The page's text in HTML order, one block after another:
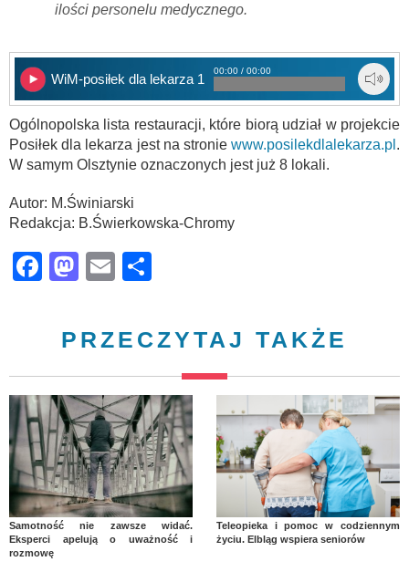
ilości personelu medycznego.
WiM-posiłek dla lekarza 1
00:00 / 00:00
Ogólnopolska lista restauracji, które biorą udział w projekcie
Posiłek dla lekarza jest na stronie www.posilekdlalekarza.pl .
W samym Olsztynie oznaczonych jest już 8 lokali.
Autor: M.Świniarski
Redakcja: B.Świerkowska-Chromy
Facebook
Mastodon
Email
PRZECZYTAJ TAKŻE
Samotność nie zawsze widać.
Eksperci apelują o uważność i
rozmowę
Teleopieka i pomoc w codziennym
życiu. Elbląg wspiera seniorów